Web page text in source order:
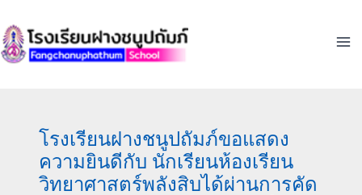
to
content
โรงเรียนฝางชนูปถัมภ์ขอแสดง
ความยินดีกับ นักเรียนห้องเรียน
วิทยาศาสตร์พลังสิบได้ผ่านการคัด